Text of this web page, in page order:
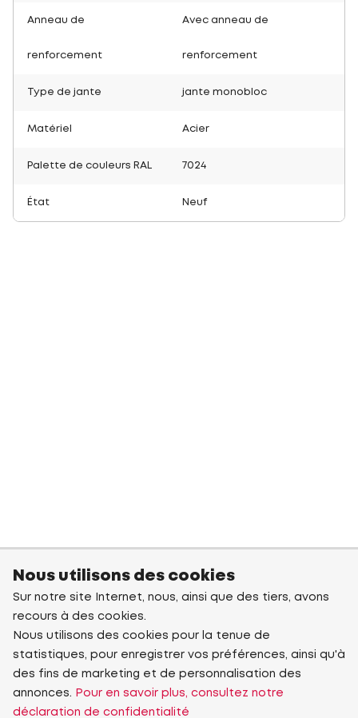
Anneau de
renforcement
Avec anneau de
renforcement
Type de jante jante monobloc
Matériel Acier
Palette de couleurs RAL 7024
État Neuf
Nous utilisons des cookies
Sur notre site Internet, nous, ainsi que des tiers, avons
recours à des cookies.
Nous utilisons des cookies pour la tenue de
statistiques, pour enregistrer vos préférences, ainsi qu'à
des fins de marketing et de personnalisation des
annonces.
Pour en savoir plus, consultez notre
déclaration de confidentialité